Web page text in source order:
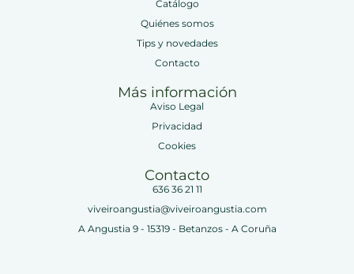
Catálogo
Quiénes somos
Tips y novedades
Contacto
Más información
Aviso Legal
Privacidad
Cookies
Contacto
636 36 21 11
viveiroangustia@viveiroangustia.com
A Angustia 9 - 15319 - Betanzos - A Coruña